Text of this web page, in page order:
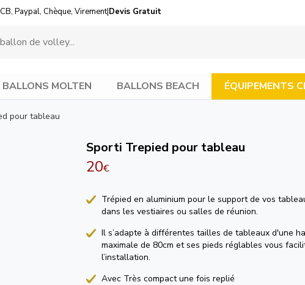
Paypal, Chèque, Virement|Devis Gratuit
BALLONS MOLTEN BALLONS BEACH ÉQUIPEMENTS
pour tableau
Sporti Trepied pour tableau
20€
Trépied en aluminium pour le support de vos
dans les vestiaires ou salles de réunion.
Il s’adapte à différentes tailles de tableaux d'une
maximale de 80cm et ses pieds réglables vous
l’installation.
Avec Très compact une fois replié